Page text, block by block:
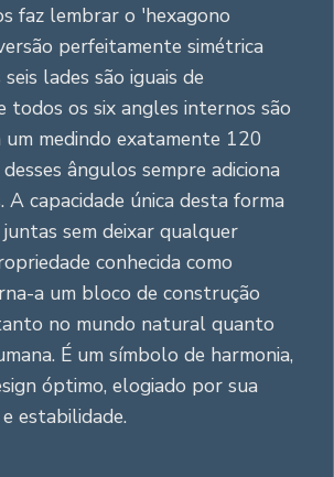
faz lembrar o 'hexagono
perfeitamente simétrica
lades são iguais de
todos os six angles internos são
um medindo exatamente 120
ângulos sempre adiciona
capacidade única desta forma
sem deixar qualquer
conhecida como
a um bloco de construção
no mundo natural quanto
É um símbolo de harmonia,
óptimo, elogiado por sua
estabilidade.